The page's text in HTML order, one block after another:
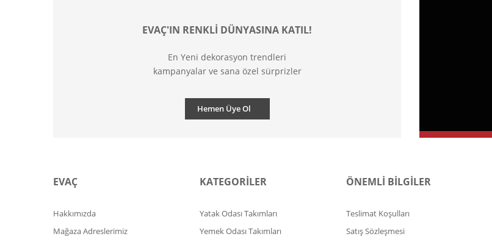
EVAÇ'IN RENKLİ DÜNYASINA KATIL!
En Yeni dekorasyon trendleri
kampanyalar ve sana özel sürprizler
Hemen Üye Ol
EVAÇ
Hakkımızda
Mağaza Adreslerimiz
KATEGORİLER
Yatak Odası Takımları
Yemek Odası Takımları
ÖNEMLİ BİLGİLER
Teslimat Koşulları
Satış Sözleşmesi